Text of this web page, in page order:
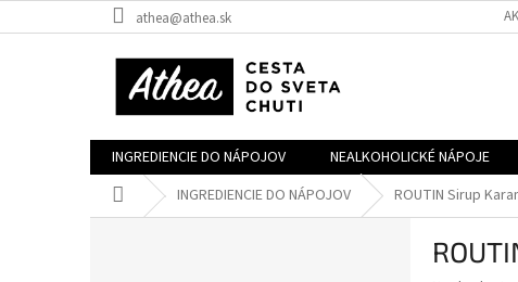
na
athea@athea.sk
INGREDIENCIE DO NÁPOJOV NEALKOHOLICKÉ NÁPOJE
DomovINGREDIENCIE DO NÁPOJOV ROUTIN Sirup